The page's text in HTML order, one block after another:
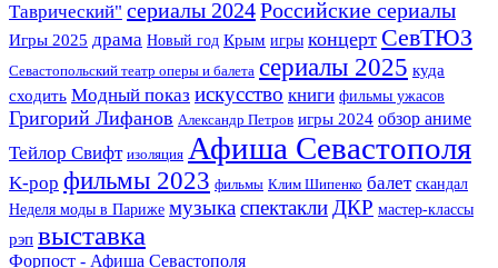
Таврический" сериалы 2024Российские сериалы
Игры 2025 драма Новый год Крым игры концерт СевТЮЗ
Севастопольский театр оперы и балета сериалы 2025 куда
сходить Модный показ искусство книги фильмы ужасов
Григорий Лифанов Александр Петров игры 2024 обзор аниме
Тейлор Свифт изоляция Афиша Севастополя
K-pop фильмы 2023 фильмы Клим Шипенко балет скандал
Неделя моды в Париже музыкаспектакли ДКР мастер-классы
рэп выставка
Форпост - Афиша Севастополя